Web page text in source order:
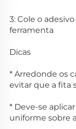
3: Cole o
ferramenta
Dicas
* Arredonde os
evitar que a fita
* Deve-se
uniforme sobre